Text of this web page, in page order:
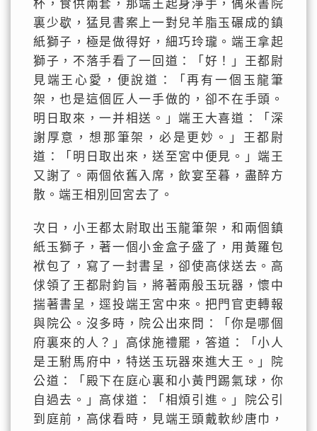
杯，食供兩套，那端王起身淨手，偶來書院
裏少歇，猛見書案上一對兒羊脂玉碾成的鎮
紙獅子，極是做得好，細巧玲瓏。端王拿起
獅子，不落手看了一回道：「好！」王都尉
見端王心愛，便說道：「再有一個玉龍筆
架，也是這個匠人一手做的，卻不在手頭。
明日取來，一并相送。」端王大喜道：「深
謝厚意，想那筆架，必是更妙。」王都尉
道：「明日取出來，送至宮中便見。」端王
又謝了。兩個依舊入席，飲宴至暮，盡醉方
散。端王相別回宮去了。
次日，小王都太尉取出玉龍筆架，和兩個鎮
紙玉獅子，著一個小金盒子盛了，用黃羅包
袱包了，寫了一封書呈，卻使高俅送去。高
俅領了王都尉鈞旨，將著兩般玉玩器，懷中
揣著書呈，逕投端王宮中來。把門官吏轉報
與院公。沒多時，院公出來問：「你是哪個
府裏來的人？」高俅施禮罷，答道：「小人
是王駙馬府中，特送玉玩器來進大王。」院
公道：「殿下在庭心裏和小黃門踢氣球，你
自過去。」高俅道：「相煩引進。」院公引
到庭前，高俅看時，見端王頭戴軟紗唐巾，